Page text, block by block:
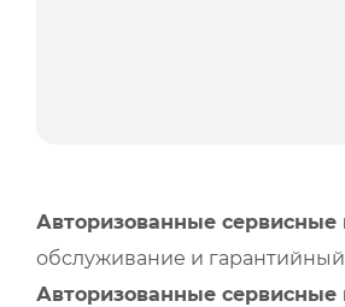
Авторизованные
обслуживание и
Авторизованные